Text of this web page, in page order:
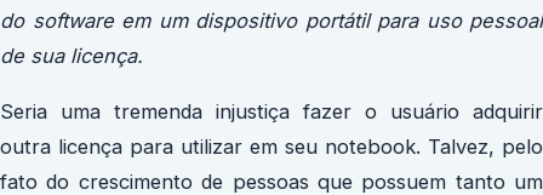
do software em um dispositivo portátil para uso pessoal
de sua licença.
Seria uma tremenda injustiça fazer o usuário adquirir
outra licença para utilizar em seu notebook. Talvez, pelo
fato do crescimento de pessoas que possuem tanto um